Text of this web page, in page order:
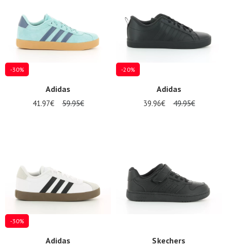
-30%
Adidas
41.97€ 59.95€
-20%
Adidas
39.96€ 49.95€
-30%
Adidas Skechers